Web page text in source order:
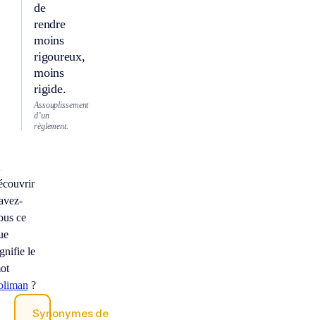
de
rendre
moins
rigoureux,
moins
rigide.
Assouplissement
d’un
règlement.
ce
le
?
Synonymes de